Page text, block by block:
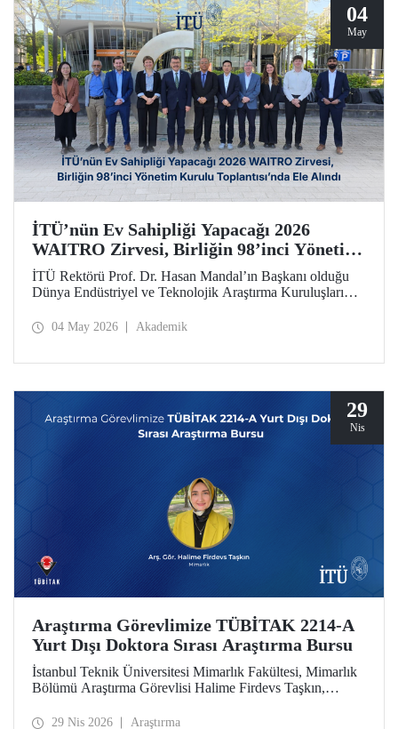
04
May
İTÜ’nün Ev Sahipliği Yapacağı 2026
WAITRO Zirvesi, Birliğin 98’inci Yönetim
Kurulu Toplantısı’nda Ele Alındı
İTÜ Rektörü Prof. Dr. Hasan Mandal’ın Başkanı olduğu
Dünya Endüstriyel ve Teknolojik Araştırma Kuruluşları
yapıldı. Köln’deki toplantının gündem başlıkları arasında
04 May 2026 Akademik
29
Nis
Araştırma Görevlimize TÜBİTAK 2214-A
Yurt Dışı Doktora Sırası Araştırma Bursu
İstanbul Teknik Üniversitesi Mimarlık Fakültesi, Mimarlık
Bölümü Araştırma Görevlisi Halime Firdevs Taşkın,
Bursu kapsamında desteklenmeye hak kazandı.
29 Nis 2026 Araştırma